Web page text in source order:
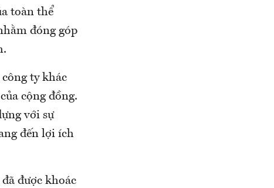
toàn thể
đóng góp
ty khác
cộng đồng.
với sự
đến lợi ích
được khoác